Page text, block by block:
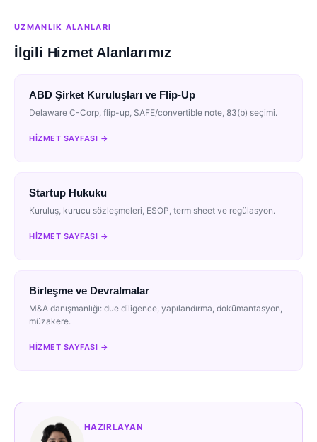
UZMANLIK ALANLARI
İlgili Hizmet Alanlarımız
ABD Şirket Kuruluşları ve Flip-Up
Delaware C-Corp, flip-up, SAFE/convertible note, 83(b) seçimi.
HIZMET SAYFASI →
Startup Hukuku
Kuruluş, kurucu sözleşmeleri, ESOP, term sheet ve regülasyon.
HIZMET SAYFASI →
Birleşme ve Devralmalar
M&A danışmanlığı: due diligence, yapılandırma, dokümantasyon,
müzakere.
HIZMET SAYFASI →
HAZIRLAYAN